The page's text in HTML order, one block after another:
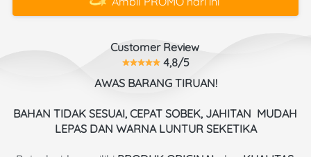
Customer Review
4,8/5
AWAS BARANG TIRUAN!
BAHAN TIDAK SESUAI, CEPAT SOBEK, JAHITAN  MUDAH
LEPAS DAN WARNA LUNTUR SEKETIKA